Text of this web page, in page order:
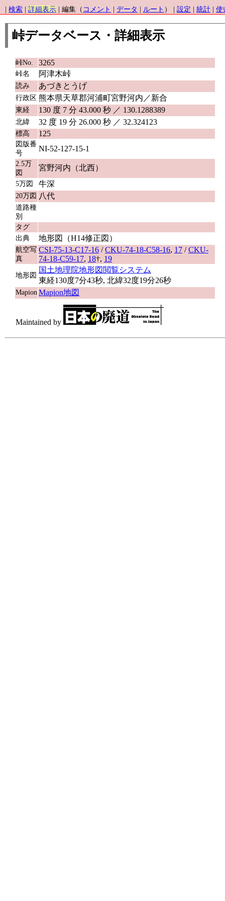
検索 詳細表示 | 編集（ コメント データ ルート ） | 設定 統計 使
峠データベース・詳細表示
峠No. 3265
峠名 阿津木峠
読み あづきとうげ
行政区 熊本県天草郡河浦町宮野河内／新合
東経 130 度 7 分 43.000 秒 ／ 130.1288389
北緯 32 度 19 分 26.000 秒 ／ 32.324123
標高 125
図版番
号
NI-52-127-15-1
2.5万
図
宮野河内（北西）
5万図 牛深
20万図 八代
道路種
別
タグ
出典
地形図（H14修正図）
航空写
真
CSI-75-13-C17-16 /CKU-74-18-C58-16, 17 /CKU-
74-18-C59-17, 18†, 19
地形図
国土地理院地形図閲覧システム
東経130度7分43秒, 北緯32度19分26秒
Mapion Mapion地図
Maintained by